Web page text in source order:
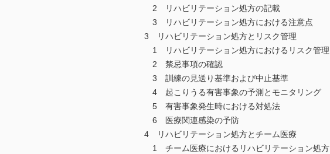
2 リハビリテーション処方の記載
3 リハビリテーション処方における注意点
3 リハビリテーション処方とリスク管理
1 リハビリテーション処方におけるリスク管理
2 禁忌事項の確認
3 訓練の見送り基準および中止基準
4 起こりうる有害事象の予測とモニタリング
5 有害事象発生時における対処法
6 医療関連感染の予防
4 リハビリテーション処方とチーム医療
1 チーム医療におけるリハビリテーション処方